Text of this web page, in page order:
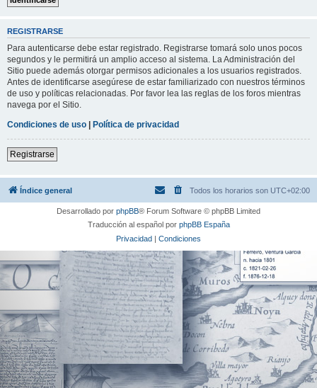
REGISTRARSE
Para autenticarse debe estar registrado. Registrarse tomará solo unos pocos
segundos y le permitirá un amplio acceso al sistema. La Administración del
Sitio puede además otorgar permisos adicionales a los usuarios registrados.
Antes de identificarse asegúrese de estar familiarizado con nuestros términos
de uso y políticas relacionadas. Por favor lea las reglas de los foros mientras
navega por el Sitio.
Condiciones de uso | Política de privacidad
Registrarse
Índice general Todos los horarios son UTC+02:00
Desarrollado por phpBB® Forum Software © phpBB Limited
Traducción al español por phpBB España
Privacidad | Condiciones